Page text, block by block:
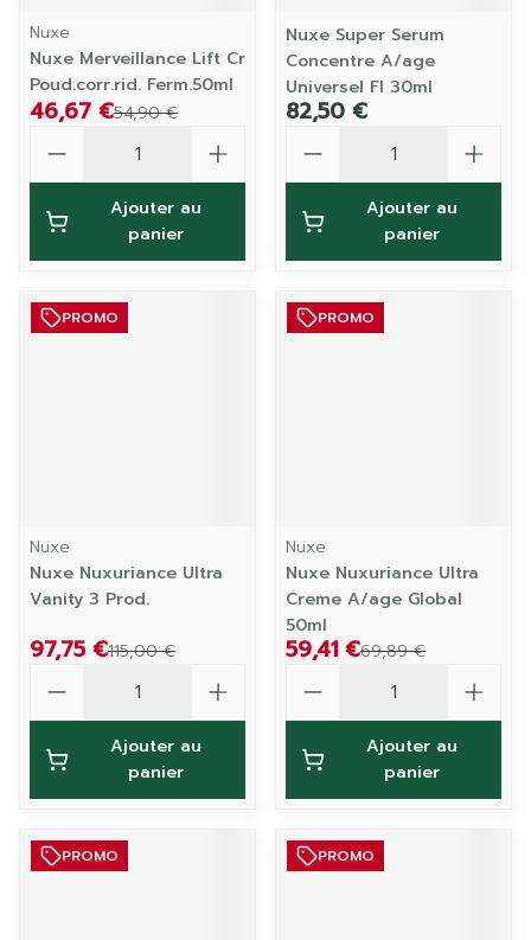
Nuxe
Nuxe Merveillance Lift Cr
Poud.corr.rid. Ferm.50ml
54,90 €
46,67 €
Ajouter au
panier
Nuxe Super Serum
Concentre A/age
Universel Fl 30ml
82,50 €
Ajouter au
panier
PROMO
Nuxe
Nuxe Nuxuriance Ultra
Vanity 3 Prod.
115,00 €
97,75 €
Ajouter au
panier
PROMO
Nuxe
Nuxe Nuxuriance Ultra
Creme A/age Global
50ml
69,89 €
59,41 €
Ajouter au
panier
PROMO PROMO